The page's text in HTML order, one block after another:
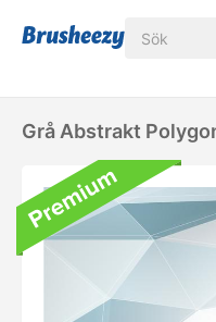
Grå Abstrakt